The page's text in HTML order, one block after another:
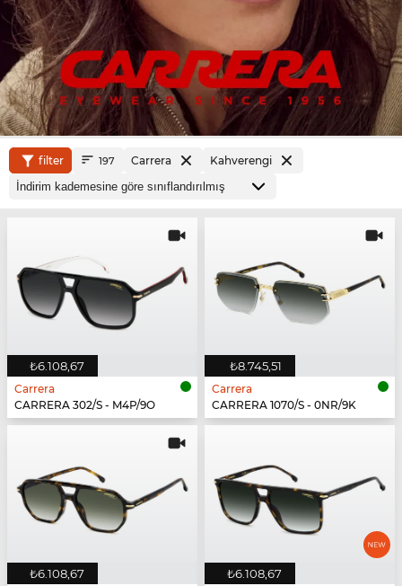
filter 197 Carrera Kahverengi
₺6.108,67
Carrera
CARRERA 302/S - M4P/9O
₺8.745,51
Carrera
CARRERA 1070/S - 0NR/9K
₺6.108,67 ₺6.108,67